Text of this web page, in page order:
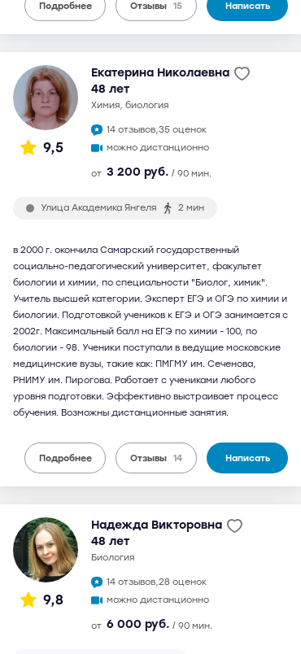
Подробнее Отзывы 15 Написать
9,5
Екатерина Николаевна
48 лет
химия, биология
14 отзывов,35 оценок
можно дистанционно
от 3 200 руб. / 90 мин.
Улица Академика Янгеля 2 мин
в 2000 г. окончила Самарский государственный
социально-педагогический университет, факультет
биологии и химии, по специальности "Биолог, химик".
Учитель высшей категории. Эксперт ЕГЭ и ОГЭ по химии и
биологии. Подготовкой учеников к ЕГЭ и ОГЭ занимается с
2002г. Максимальный балл на ЕГЭ по химии - 100, по
биологии - 98. Ученики поступали в ведущие московские
медицинские вузы, такие как: ПМГМУ им. Сеченова,
РНИМУ им. Пирогова. Работает с учениками любого
уровня подготовки. Эффективно выстраивает процесс
обучения. Возможны дистанционные занятия.
Подробнее Отзывы 14 Написать
9,8
Надежда Викторовна
48 лет
биология
14 отзывов,28 оценок
можно дистанционно
от 6 000 руб. / 90 мин.